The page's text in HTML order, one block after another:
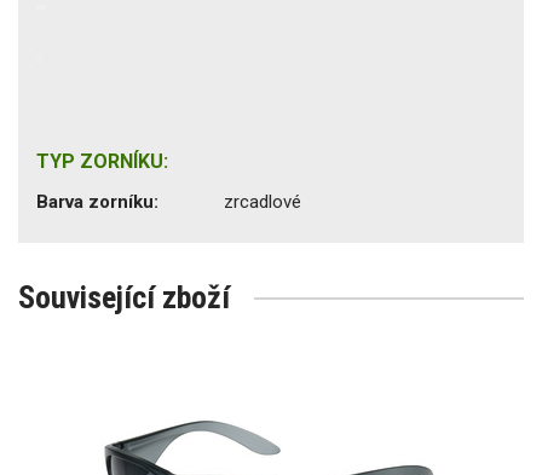
TYP ZORNÍKU:
Barva zorníku: zrcadlové
Související zboží